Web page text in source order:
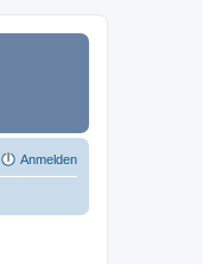
Anmelden